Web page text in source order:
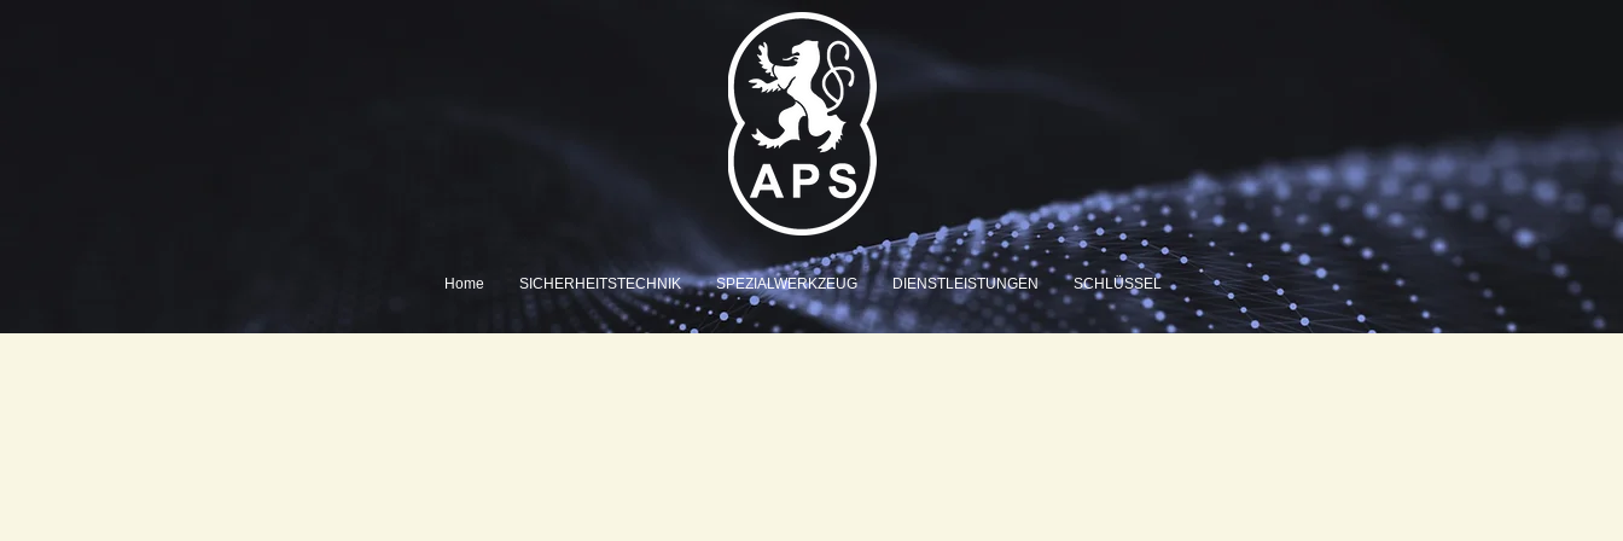
Home SICHERHEITSTECHNIK SPEZIALWERKZEUG DIENSTLEISTUNGEN SCHLÜSSEL